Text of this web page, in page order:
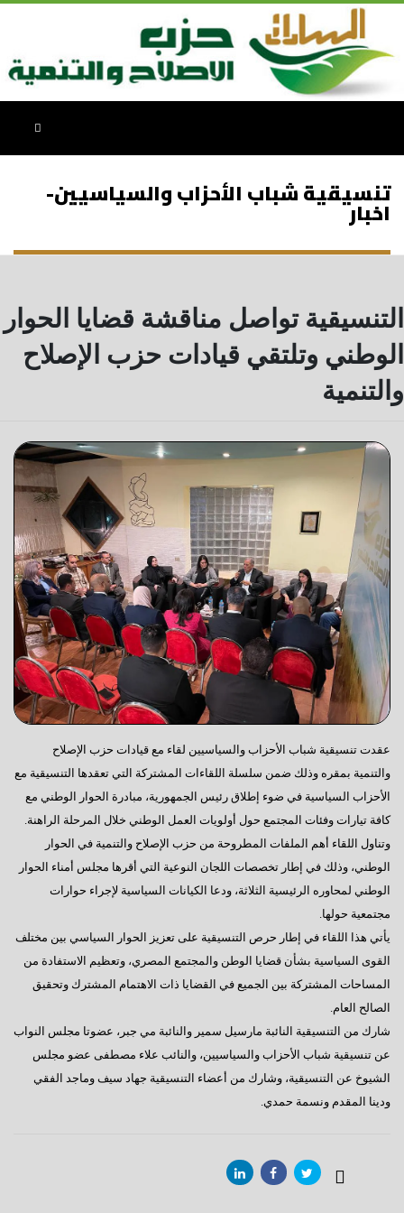
تنسيقية شباب الأحزاب والسياسيين-
اخبار
التنسيقية تواصل مناقشة قضايا الحوار
الوطني وتلتقي قيادات حزب الإصلاح
والتنمية
عقدت تنسيقية شباب الأحزاب والسياسيين لقاء مع قيادات حزب الإصلاح
والتنمية بمقره وذلك ضمن سلسلة اللقاءات المشتركة التي تعقدها التنسيقية مع
الأحزاب السياسية في ضوء إطلاق رئيس الجمهورية، مبادرة الحوار الوطني مع
كافة تيارات وفئات المجتمع حول أولويات العمل الوطني خلال المرحلة الراهنة.
وتناول اللقاء أهم الملفات المطروحة من حزب الإصلاح والتنمية في الحوار
الوطني، وذلك في إطار تخصصات اللجان النوعية التي أقرها مجلس أمناء الحوار
الوطني لمحاوره الرئيسية الثلاثة، ودعا الكيانات السياسية لإجراء حوارات
مجتمعية حولها.
يأتي هذا اللقاء في إطار حرص التنسيقية على تعزيز الحوار السياسي بين مختلف
القوى السياسية بشأن قضايا الوطن والمجتمع المصري، وتعظيم الاستفادة من
المساحات المشتركة بين الجميع في القضايا ذات الاهتمام المشترك وتحقيق
الصالح العام.
شارك من التنسيقية النائبة مارسيل سمير والنائبة مي جبر، عضوتا مجلس النواب
عن تنسيقية شباب الأحزاب والسياسيين، والنائب علاء مصطفى عضو مجلس
الشيوخ عن التنسيقية، وشارك من أعضاء التنسيقية جهاد سيف وماجد الفقي
ودينا المقدم ونسمة حمدي.